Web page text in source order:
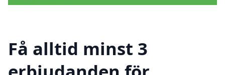
Få alltid minst 3